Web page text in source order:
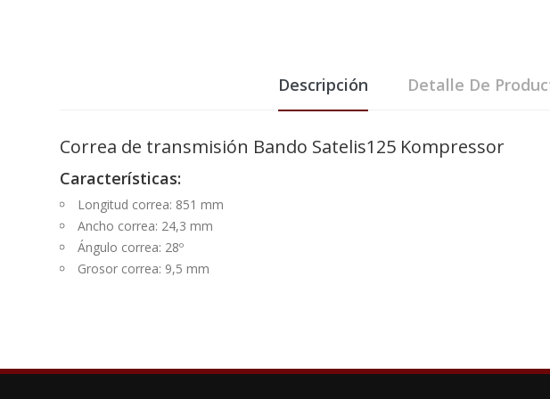
Descripción Detalle De
Correa de transmisión Bando Satelis125 Kompressor
Características:
Longitud correa: 851 mm
Ancho correa: 24,3 mm
Ángulo correa: 28º
Grosor correa: 9,5 mm